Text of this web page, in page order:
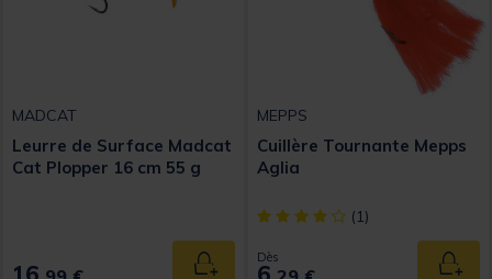
MADCAT
Leurre de Surface Madcat
Cat Plopper 16 cm 55 g
Ajouter au panier
MEPPS
Cuillère Tournante Mepps
Aglia
[object Object] out of 5
(1)
Dès